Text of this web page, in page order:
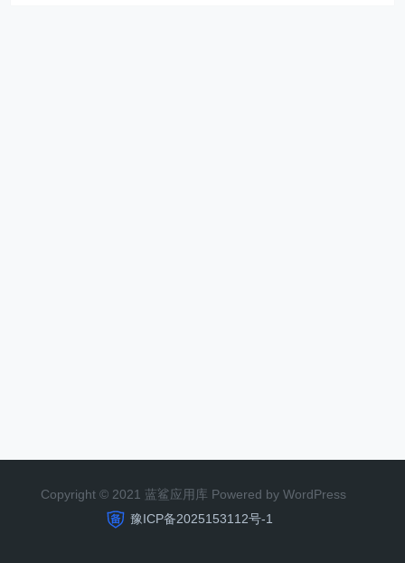
Copyright © 2021 蓝鲨应用库 Powered by WordPress
豫ICP备2025153112号-1